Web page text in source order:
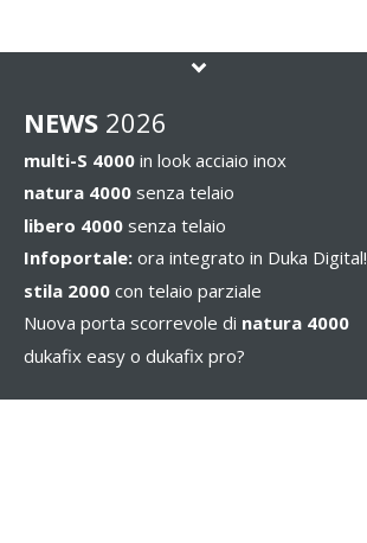
NEWS 2026
multi-S 4000 in look acciaio inox
natura 4000 senza telaio
libero 4000 senza telaio
Infoportale: ora integrato in Duka Digital!
stila 2000 con telaio parziale
Nuova porta scorrevole di natura 4000
dukafix easy o dukafix pro?